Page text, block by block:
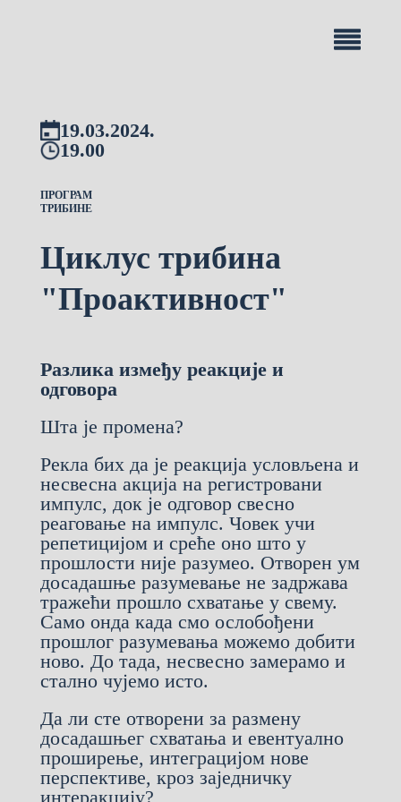
19.03.2024.
19.00
ПРОГРАМ
ТРИБИНЕ
Циклус трибина
"Проактивност"
Разлика између реакције и
одговора
Шта је промена?
Рекла бих да је реакција условљена и
несвесна акција на регистровани
импулс, док је одговор свесно
реаговање на импулс. Човек учи
репетицијом и среће оно што у
прошлости није разумео. Отворен ум
досадашње разумевање не задржава
тражећи прошло схватање у свему.
Само онда када смо ослобођени
прошлог разумевања можемо добити
ново. До тада, несвесно замерамо и
стално чујемо исто.
Да ли сте отворени за размену
досадашњег схватања и евентуално
проширење, интеграцијом нове
перспективе, кроз заједничку
интеракцију?